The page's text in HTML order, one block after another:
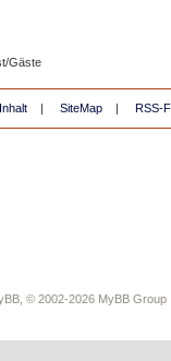
Gäste
| SiteMap | RSS-
, © 2002-2026 MyBB Group